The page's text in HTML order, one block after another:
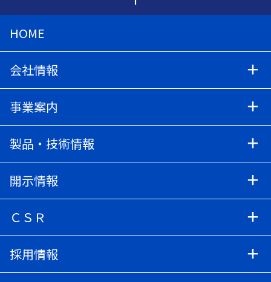
HOME
会社情報
事業案内
製品・技術情報
開示情報
ＣＳＲ
採用情報